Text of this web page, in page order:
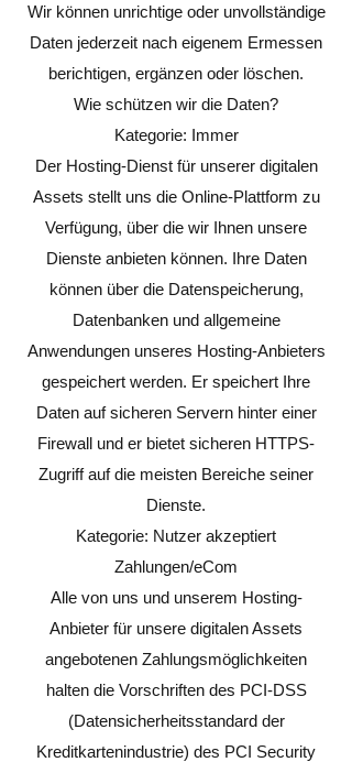
Wir können unrichtige oder unvollständige
Daten jederzeit nach eigenem Ermessen
berichtigen, ergänzen oder löschen.
Wie schützen wir die Daten?
Kategorie: Immer
Der Hosting-Dienst für unserer digitalen
Assets stellt uns die Online-Plattform zu
Verfügung, über die wir Ihnen unsere
Dienste anbieten können. Ihre Daten
können über die Datenspeicherung,
Datenbanken und allgemeine
Anwendungen unseres Hosting-Anbieters
gespeichert werden. Er speichert Ihre
Daten auf sicheren Servern hinter einer
Firewall und er bietet sicheren HTTPS-
Zugriff auf die meisten Bereiche seiner
Dienste.
Kategorie: Nutzer akzeptiert
Zahlungen/eCom
Alle von uns und unserem Hosting-
Anbieter für unsere digitalen Assets
angebotenen Zahlungsmöglichkeiten
halten die Vorschriften des PCI-DSS
(Datensicherheitsstandard der
Kreditkartenindustrie) des PCI Security